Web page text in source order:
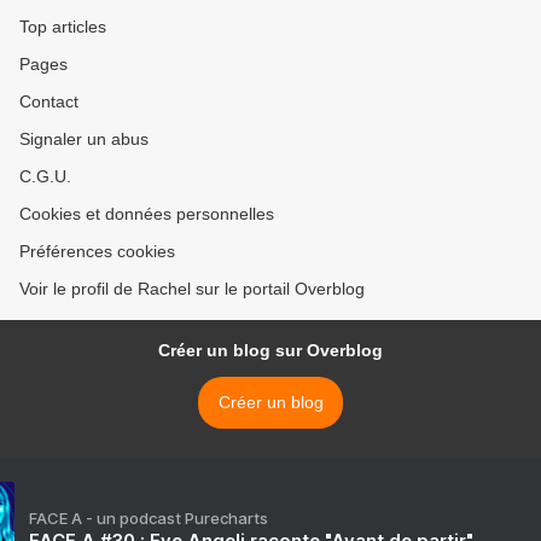
Top articles
Pages
Contact
Signaler un abus
C.G.U.
Cookies et données personnelles
Préférences cookies
Voir le profil de Rachel sur le portail Overblog
Créer un blog sur Overblog
Créer un blog
FACE A - un podcast Purecharts